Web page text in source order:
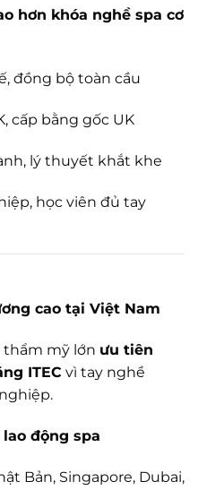
hơn khóa nghề spa cơ
đồng bộ toàn cầu
cấp bằng gốc UK
lý thuyết khắt khe
học viên đủ tay
cao tại Việt Nam
thẩm mỹ lớn ưu tiên
ITEC vì tay nghề
động spa
Bản, Singapore, Dubai,